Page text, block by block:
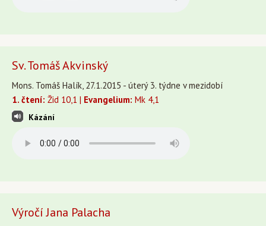
Sv. Tomáš Akvinský
Mons. Tomáš Halík, 27.1.2015 - úterý 3. týdne v mezidobí
1. čtení: Žid 10,1 | Evangelium: Mk 4,1
Kázání
Výročí Jana Palacha